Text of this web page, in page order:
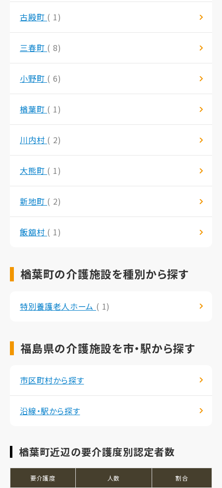
古殿町 ( 1)
三春町 ( 8)
小野町 ( 6)
楢葉町 ( 1)
川内村 ( 2)
大熊町 ( 1)
新地町 ( 2)
飯舘村 ( 1)
楢葉町の介護施設を種別から探す
特別養護老人ホーム ( 1)
福島県の介護施設を市・駅から探す
市区町村から探す
沿線・駅から探す
楢葉町近辺の要介護度別認定者数
要介護度 人数 割合